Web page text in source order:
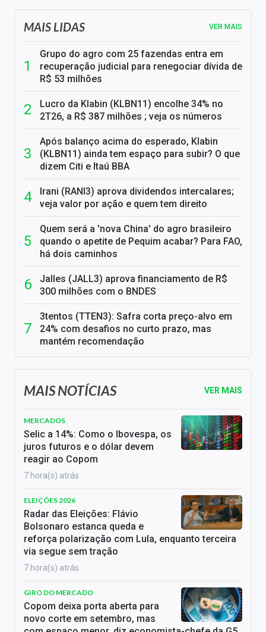
MAIS LIDAS VER MAIS
Grupo do agro com 25 fazendas entra em
recuperação judicial para renegociar dívida de
R$ 53 milhões
Lucro da Klabin (KLBN11) encolhe 34% no
2T26, a R$ 387 milhões ; veja os números
Após balanço acima do esperado, Klabin
(KLBN11) ainda tem espaço para subir? O que
dizem Citi e Itaú BBA
Irani (RANI3) aprova dividendos intercalares;
veja valor por ação e quem tem direito
Quem será a 'nova China' do agro brasileiro
quando o apetite de Pequim acabar? Para FAO,
há dois caminhos
Jalles (JALL3) aprova financiamento de R$
300 milhões com o BNDES
3tentos (TTEN3): Safra corta preço-alvo em
24% com desafios no curto prazo, mas
mantém recomendação
MAIS NOTÍCIAS VER MAIS
MERCADOS
Selic a 14%: Como o Ibovespa, os
juros futuros e o dólar devem
reagir ao Copom
7 hora(s) atrás
ELEIÇÕES 2026
Radar das Eleições: Flávio
Bolsonaro estanca queda e
reforça polarização com Lula, enquanto terceira
via segue sem tração
7 hora(s) atrás
GIRO DO MERCADO
Copom deixa porta aberta para
novo corte em setembro, mas